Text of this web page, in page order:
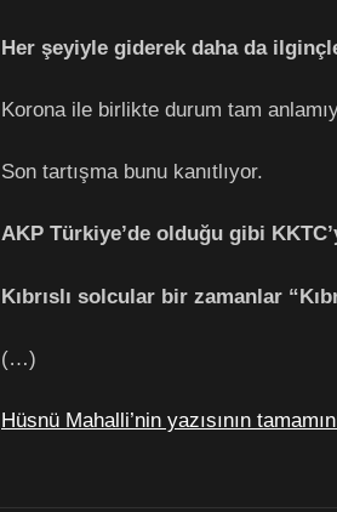
Her şeyiyle giderek daha da
Korona ile birlikte durum tam
Son tartışma bunu kanıtlıyor.
AKP Türkiye’de olduğu gibi
Kıbrıslı solcular bir zamanlar
(…)
Hüsnü Mahalli’nin yazısının